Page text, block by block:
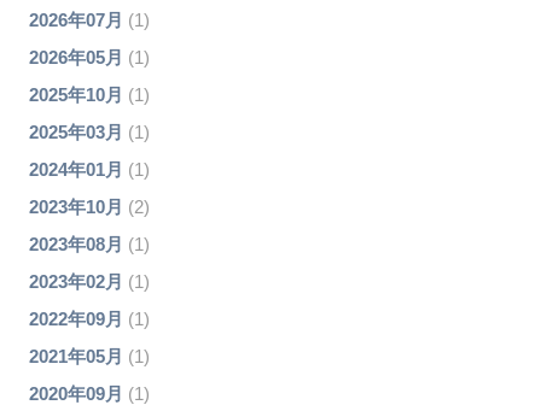
2026年07月 (1)
2026年05月 (1)
2025年10月 (1)
2025年03月 (1)
2024年01月 (1)
2023年10月 (2)
2023年08月 (1)
2023年02月 (1)
2022年09月 (1)
2021年05月 (1)
2020年09月 (1)